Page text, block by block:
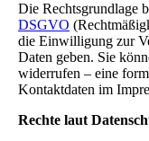
Die Rechtsgrundlage
DSGVO
die Einwilligung zur
Daten geben. Sie
widerrufen – eine
Kontaktdaten im
Rechte laut